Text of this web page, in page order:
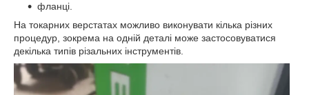
фланці.
На токарних верстатах можливо виконувати кілька різних
процедур, зокрема на одній деталі може застосовуватися
декілька типів різальних інструментів.